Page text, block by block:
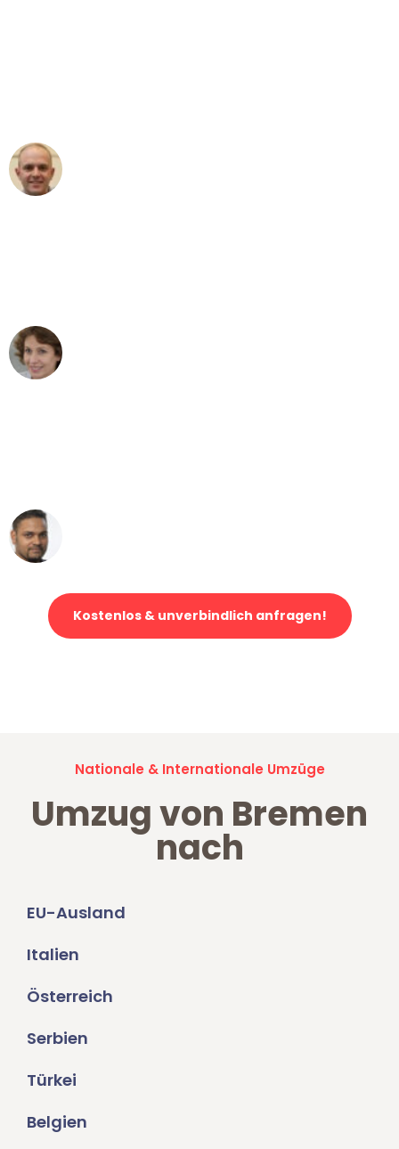
Kostenlos & unverbindlich anfragen!
Nationale & Internationale Umzüge
Umzug von Bremen
nach
EU-Ausland
Italien
Österreich
Serbien
Türkei
Belgien